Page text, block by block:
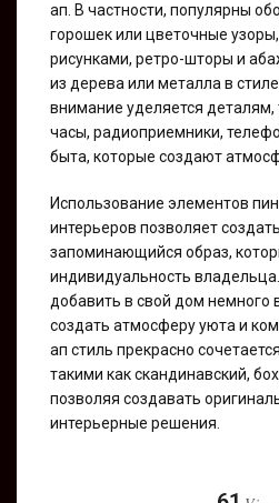
ап. В частности, популярны
горошек или цветочные
рисунками, ретро-шторы и
из дерева или металла в
внимание уделяется
часы, радиоприемники,
быта, которые создают
Использование элементов
интерьеров позволяет
запоминающийся образ,
индивидуальность
добавить в свой дом немного
создать атмосферу уюта и
ап стиль прекрасно
такими как скандинавский,
позволяя создавать
интерьерные решения.